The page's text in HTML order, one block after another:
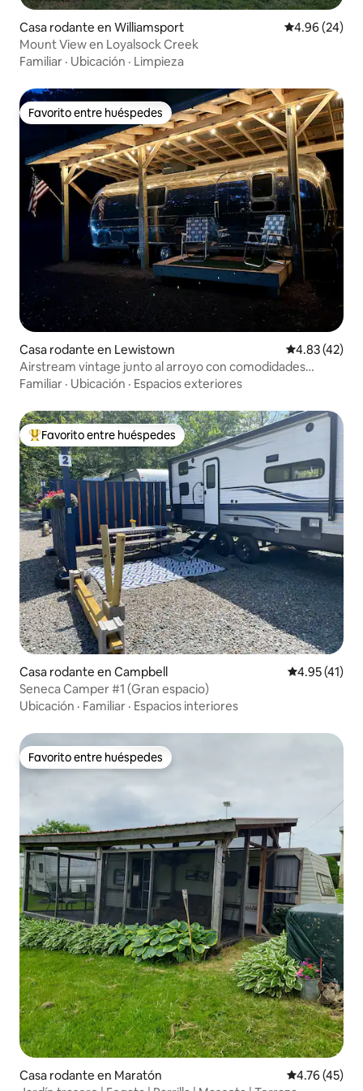
Casa rodante en Williamsport Calificación
4.96 (24)
Mount View en Loyalsock Creek
Familiar · Ubicación · Limpieza
Favorito entre huéspedes
Favorito entre huéspedes
Casa rodante en Lewistown Calificación
4.83 (42)
Airstream vintage junto al arroyo con comodidades
modernas y aire acondicionado
Familiar · Ubicación · Espacios exteriores
De los mejores en Favorito entre huéspedes
Favorito entre huéspedes
Casa rodante en Campbell Calificación
4.95 (41)
Seneca Camper #1 (Gran espacio)
Ubicación · Familiar · Espacios interiores
Favorito entre huéspedes
Favorito entre huéspedes
Casa rodante en Maratón Calificación
4.76 (45)